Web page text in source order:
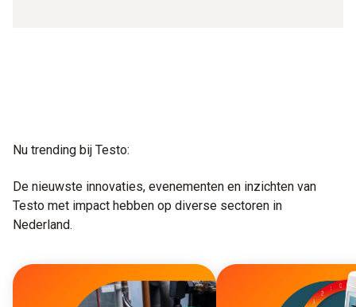
Nu trending bij Testo:
De nieuwste innovaties, evenementen en inzichten van
Testo met impact hebben op diverse sectoren in
Nederland.